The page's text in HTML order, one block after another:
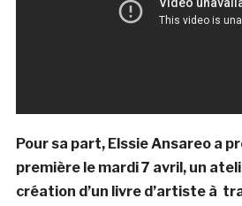
Pour sa part, Elssie Ansareo a
première le mardi 7 avril, un
création d’un livre d’artiste à